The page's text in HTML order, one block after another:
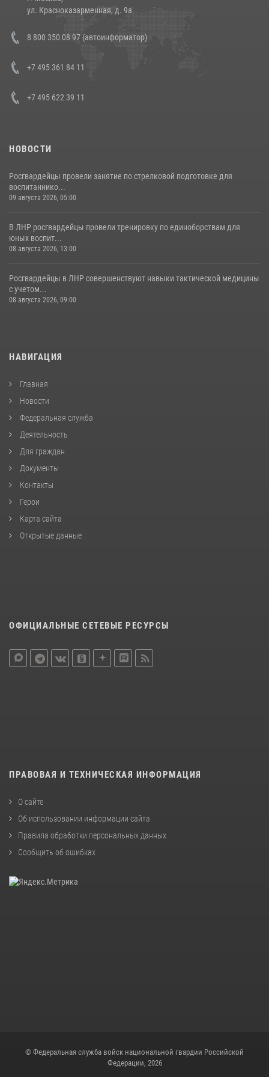
14 июля 2026, 12:20
Состоялась рабочая встреча директора Росгвардии Героя России
генерала армии Виктора Золотова с заместителем полномочного
представителя Президента Российской Федерации в Северо-
Кавказском федеральном округе Виталием Кузнецовым
ул. Красноказарменная, д. 9а
8 800 350 08 97 (автоинформатор)
+7 495 361 84 11
+7 495 622 39 11
НОВОСТИ
Росгвардейцы провели занятие по стрелковой подготовке для
воспитаннико...
09 августа 2026, 05:00
В ЛНР росгвардейцы провели тренировку по единоборствам для
юных воспит...
08 августа 2026, 13:00
Росгвардейцы в ЛНР совершенствуют навыки тактической медицины
с учетом...
08 августа 2026, 09:00
НАВИГАЦИЯ
Главная
Новости
Федеральная служба
Деятельность
Для граждан
Документы
Контакты
Герои
Карта сайта
Открытые данные
ОФИЦИАЛЬНЫЕ СЕТЕВЫЕ РЕСУРСЫ
ПРАВОВАЯ И ТЕХНИЧЕСКАЯ ИНФОРМАЦИЯ
О сайте
Об использовании информации сайта
Правила обработки персональных данных
Сообщить об ошибках
© Федеральная служба войск национальной гвардии Российской
Федерации, 2026